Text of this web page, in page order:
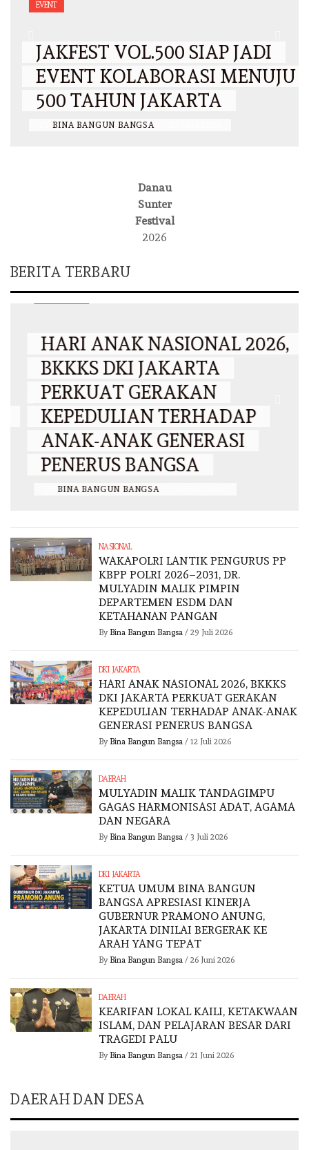
EVENT
JAKFEST VOL.500 SIAP JADI
EVENT KOLABORASI MENUJU
500 TAHUN JAKARTA
BINA BANGUN BANGSA
Danau
Sunter
Festival
2026
BERITA TERBARU
HARI ANAK NASIONAL 2026,
BKKKS DKI JAKARTA
PERKUAT GERAKAN
KEPEDULIAN TERHADAP
ANAK-ANAK GENERASI
PENERUS BANGSA
BINA BANGUN BANGSA /
NASIONAL
WAKAPOLRI LANTIK PENGURUS PP
KBPP POLRI 2026–2031, DR.
MULYADIN MALIK PIMPIN
DEPARTEMEN ESDM DAN
KETAHANAN PANGAN
By Bina Bangun Bangsa/ 29 Juli 2026
DKI JAKARTA
HARI ANAK NASIONAL 2026, BKKKS
DKI JAKARTA PERKUAT GERAKAN
KEPEDULIAN TERHADAP ANAK-ANAK
GENERASI PENERUS BANGSA
By Bina Bangun Bangsa/ 12 Juli 2026
DAERAH
MULYADIN MALIK TANDAGIMPU
GAGAS HARMONISASI ADAT, AGAMA
DAN NEGARA
By Bina Bangun Bangsa/ 3 Juli 2026
DKI JAKARTA
KETUA UMUM BINA BANGUN
BANGSA APRESIASI KINERJA
GUBERNUR PRAMONO ANUNG,
JAKARTA DINILAI BERGERAK KE
ARAH YANG TEPAT
By Bina Bangun Bangsa/ 26 Juni 2026
DAERAH
KEARIFAN LOKAL KAILI, KETAKWAAN
ISLAM, DAN PELAJARAN BESAR DARI
TRAGEDI PALU
By Bina Bangun Bangsa/ 21 Juni 2026
DAERAH DAN DESA